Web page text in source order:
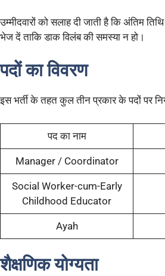
उम्मीदवारों को सलाह दी जाती है कि अंतिम
भेज दें ताकि डाक विलंब की समस्या न हो।
पदों का विवरण
इस भर्ती के तहत कुल तीन प्रकार के पदों पर
पद का नाम
Manager / Coordinator
Social Worker-cum-Early
Childhood Educator
Ayah
शैक्षणिक योग्यता